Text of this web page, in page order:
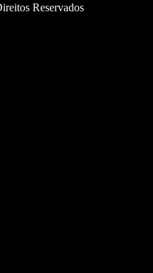
Reservados